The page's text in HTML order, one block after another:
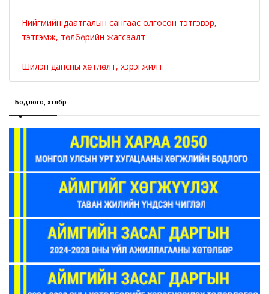
Нийгмийн даатгалын сангаас олгосон тэтгэвэр,
тэтгэмж, төлбөрийн жагсаалт
Шилэн дансны хөтлөлт, хэрэгжилт
Бодлого, хөтөлбөр